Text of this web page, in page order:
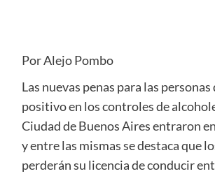
Por Alejo Pombo
Las nuevas penas para las personas
positivo en los controles de
Ciudad de Buenos Aires entraron
y entre las mismas se destaca que
perderán su licencia de conducir